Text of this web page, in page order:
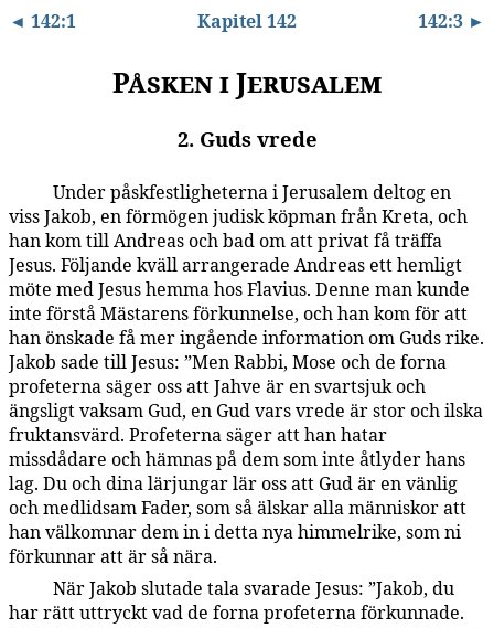
◄ 142:1 Kapitel 142 142:3 ►
Påsken i Jerusalem
2. Guds vrede
Under påskfestligheterna i Jerusalem deltog en
viss Jakob, en förmögen judisk köpman från Kreta, och
han kom till Andreas och bad om att privat få träffa
Jesus. Följande kväll arrangerade Andreas ett hemligt
möte med Jesus hemma hos Flavius. Denne man kunde
inte förstå Mästarens förkunnelse, och han kom för att
han önskade få mer ingående information om Guds rike.
Jakob sade till Jesus: ”Men Rabbi, Mose och de forna
profeterna säger oss att Jahve är en svartsjuk och
ängsligt vaksam Gud, en Gud vars vrede är stor och ilska
fruktansvärd. Profeterna säger att han hatar
missdådare och hämnas på dem som inte åtlyder hans
lag. Du och dina lärjungar lär oss att Gud är en vänlig
och medlidsam Fader, som så älskar alla människor att
han välkomnar dem in i detta nya himmelrike, som ni
förkunnar att är så nära.
När Jakob slutade tala svarade Jesus: ”Jakob, du
har rätt uttryckt vad de forna profeterna förkunnade.